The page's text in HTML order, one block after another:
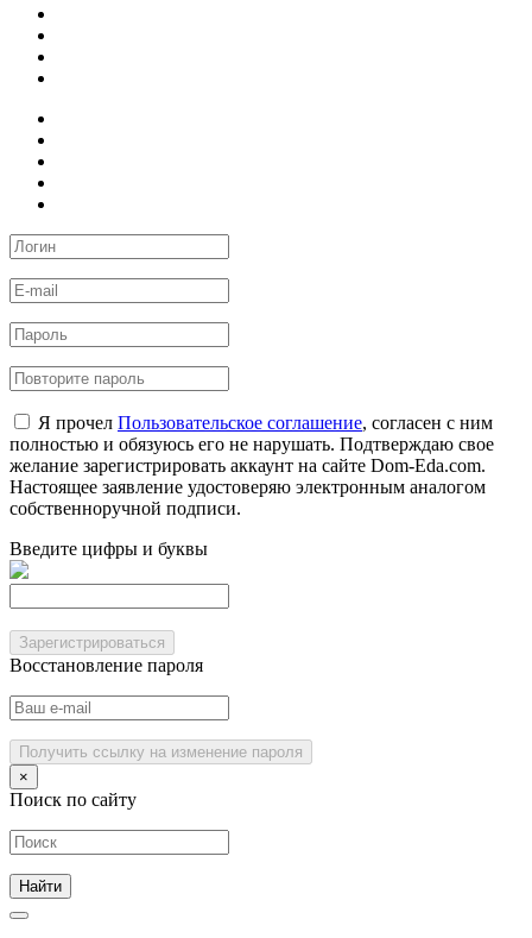
Я прочел Пользовательское соглашение, согласен с ним
полностью и обязуюсь его не нарушать. Подтверждаю свое
желание зарегистрировать аккаунт на сайте Dom-Eda.com.
Настоящее заявление удостоверяю электронным аналогом
собственноручной подписи.
Введите цифры и буквы
Зарегистрироваться
Восстановление пароля
Получить ссылку на изменение пароля
×
Поиск по сайту